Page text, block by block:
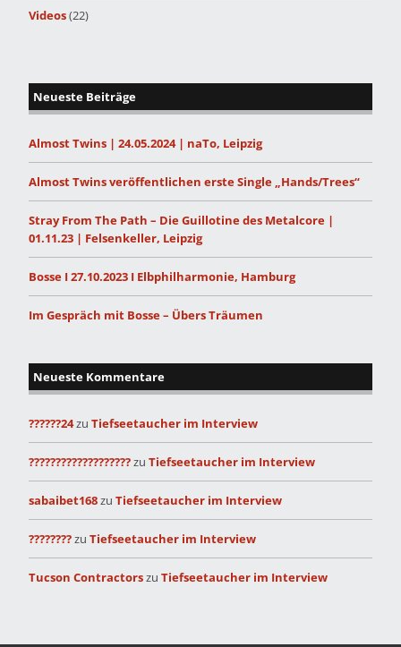
Videos(22)
Neueste Beiträge
Almost Twins | 24.05.2024 | naTo, Leipzig
Almost Twins veröffentlichen erste Single „Hands/Trees“
Stray From The Path – Die Guillotine des Metalcore |
01.11.23 | Felsenkeller, Leipzig
Bosse I 27.10.2023 I Elbphilharmonie, Hamburg
Im Gespräch mit Bosse – Übers Träumen
Neueste Kommentare
??????24zu Tiefseetaucher im Interview
???????????????????zu Tiefseetaucher im Interview
sabaibet168zu Tiefseetaucher im Interview
????????zu Tiefseetaucher im Interview
Tucson Contractorszu Tiefseetaucher im Interview